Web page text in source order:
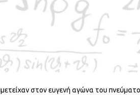
από την Ημαθία, τον Έβρο, την Κοζάνη,
«Υπατία» και «Κ.
στον ευγενή αγώνα του